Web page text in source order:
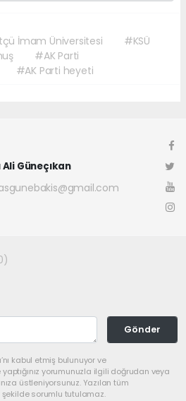
İmam Üniversitesi
#KSÜ
#AK Parti
#AK Parti heyeti
Ali Güneçıkan
Gönder
kabul etmiş bulunuyor ve
yorumunuzla ilgili doğrudan veya
üstleniyorsunuz. Yazılan tüm
sorumlu tutulamaz.